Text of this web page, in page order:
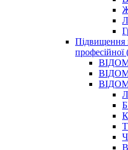
Підвищення
професійної